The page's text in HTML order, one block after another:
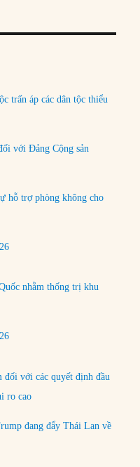
trấn áp các dân tộc thiểu
với Đảng Cộng sản
hỗ trợ phòng không cho
nhằm thống trị khu
đối với các quyết định đầu
ro cao
đang đẩy Thái Lan về